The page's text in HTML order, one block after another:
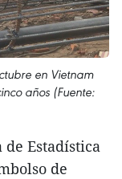
en Vietnam
años (Fuente:
Estadística
de